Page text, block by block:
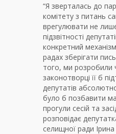
“Я зверталась до
комітету з питань
врегулювати не
підзвітності
конкретний
радах зберігати
того, ми розробили
законотворці її б
депутатів
було б позбавити
прогули сесій та
розповідає
селищної ради